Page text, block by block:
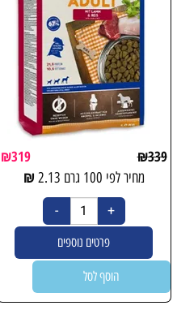
₪339
₪319
מחיר לפי 100 גרם 2.13
₪
פרטים נוספים
הוסף לסל